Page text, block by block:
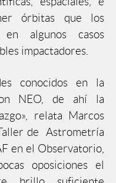
órbitas que los
algunos casos
impactadores.
conocidos en la
NEO, de ahí la
relata Marcos
de Astrometría
en el Observatorio,
oposiciones el